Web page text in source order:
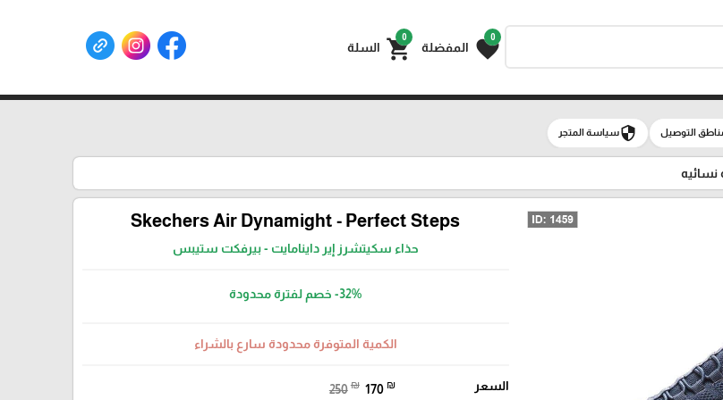
0
favorite المفضلة
0
shopping_cart السلة
التوصيل securityسياسة المتجر
نسائيه
Skechers Air Dynamight - Perfect Steps‏
حذاء سكيتشرز إير داينامايت - بيرفكت ستيبس
-32%خصم لفترة محدودة
الكمية المتوفرة محدودة سارع بالشراء
السعر 250 ₪ 170 ₪